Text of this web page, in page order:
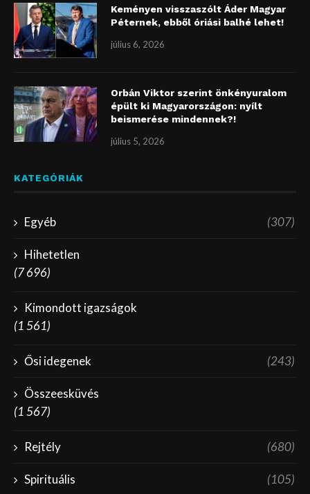
Keményen visszaszólt Áder Magyar
Péternek, ebből óriási balhé lehet!
július 6, 2026
Orbán Viktor szerint önkényuralom
épült ki Magyarországon: nyílt
beismerése mindennek?!
július 5, 2026
KATEGÓRIÁK
Egyéb (307)
Hihetetlen
(7 696)
Kimondott igazságok
(1 561)
Ősi idegenek (243)
Összeesküvés
(1 567)
Rejtély (680)
Spirituális (105)